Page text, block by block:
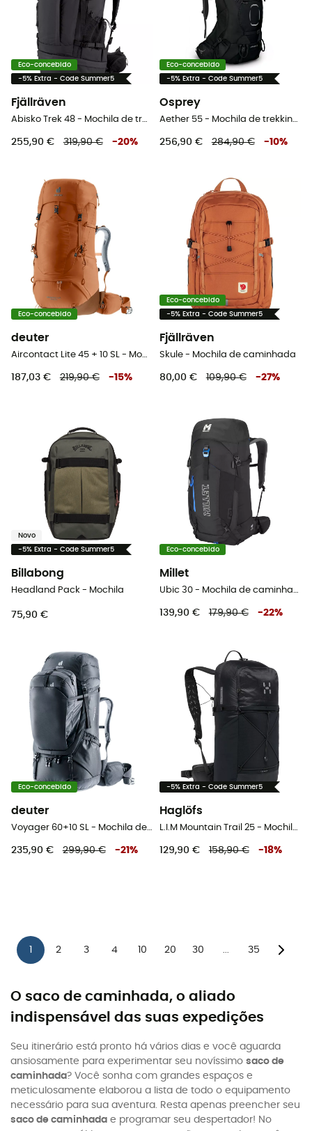
Eco-concebido
-5% Extra - Code Summer5
Fjällräven
Abisko Trek 48 - Mochila de trekking
255,90 € 319,90 € -20%
Eco-concebido
-5% Extra - Code Summer5
Osprey
Aether 55 - Mochila de trekking homem
256,90 € 284,90 € -10%
Eco-concebido
deuter
Aircontact Lite 45 + 10 SL - Mochila de trekking mulher
187,03 € 219,90 € -15%
Eco-concebido
-5% Extra - Code Summer5
Fjällräven
Skule - Mochila de caminhada
80,00 € 109,90 € -27%
Novo
-5% Extra - Code Summer5
Billabong
Headland Pack - Mochila
75,90 €
Eco-concebido
Millet
Ubic 30 - Mochila de caminhada
139,90 € 179,90 € -22%
Eco-concebido
deuter
Voyager 60+10 SL - Mochila de trekking mulher
235,90 € 299,90 € -21 %
-5% Extra - Code Summer5
Haglöfs
L.I.M Mountain Trail 25 - Mochila de caminhada
129,90 € 158,90 € -18%
2 3 4 10 20 30 35
O saco de caminhada, o aliado
indispensável das suas expedições
Seu itinerário está pronto há vários dias e você aguarda
ansiosamente para experimentar seu novíssimo saco de
caminhada? Você sonha com grandes espaços e
meticulosamente elaborou a lista de todo o equipamento
necessário para sua aventura. Resta apenas preencher seu
saco de caminhada e programar seu despertador! No